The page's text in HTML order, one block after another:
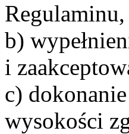
Regulaminu,
b)
i
c)
wysokości